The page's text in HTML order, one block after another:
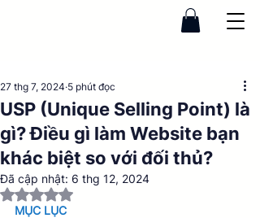
USP (Unique Selling Point) là
gì? Điều gì làm Website bạn
khác biệt so với đối thủ?
27 thg 7, 2024 5 phút đọc
Đã cập nhật: 6 thg 12, 2024
Đã xếp hạng NaN/5 sao.
MỤC LỤC